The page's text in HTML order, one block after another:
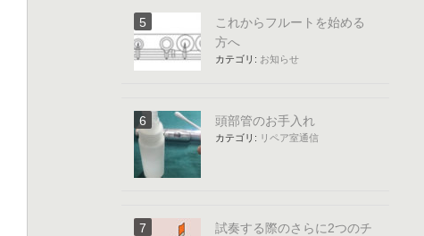
これからフルートを始める
方へ
カテゴリ: お知らせ
頭部管のお手入れ
カテゴリ: リペア室通信
試奏する際のさらに2つのチ